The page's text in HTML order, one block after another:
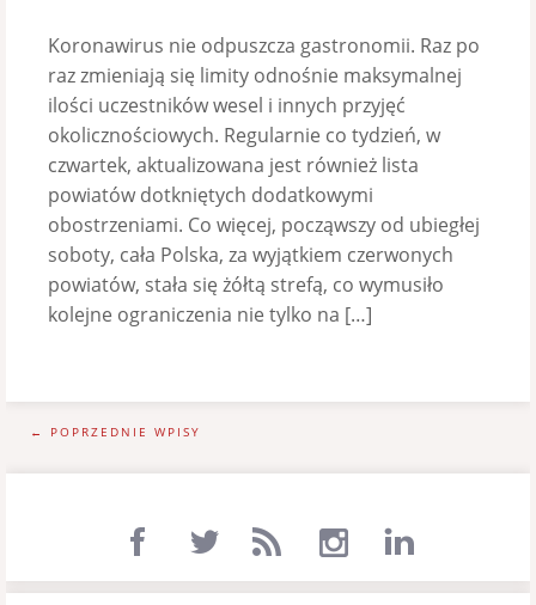
Koronawirus nie odpuszcza gastronomii. Raz po
raz zmieniają się limity odnośnie maksymalnej
ilości uczestników wesel i innych przyjęć
okolicznościowych. Regularnie co tydzień, w
czwartek, aktualizowana jest również lista
powiatów dotkniętych dodatkowymi
obostrzeniami. Co więcej, począwszy od ubiegłej
soboty, cała Polska, za wyjątkiem czerwonych
powiatów, stała się żółtą strefą, co wymusiło
kolejne ograniczenia nie tylko na […]
← POPRZEDNIE WPISY